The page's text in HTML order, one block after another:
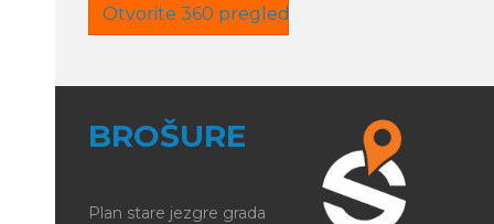
Otvorite 360 pregled
BROŠURE
Plan stare jezgre grada